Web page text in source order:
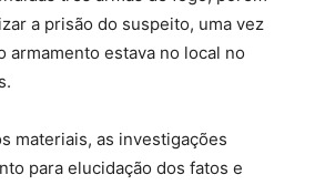
a prisão do suspeito, uma vez
armamento estava no local no
materiais, as investigações
para elucidação dos fatos e